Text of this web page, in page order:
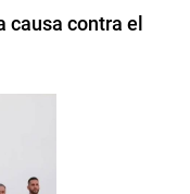
causa contra el